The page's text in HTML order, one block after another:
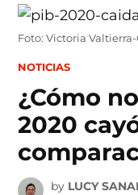
content
Foto: Victoria
POSTED
NOTICIAS
¿Cómo
2020
by LUCY